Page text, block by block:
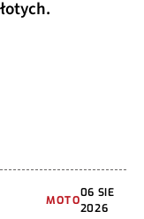
MOTO
06 SIE
2026